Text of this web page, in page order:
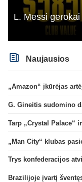
L. Messi
Naujausios
„Amazon“ įkūrėjas
G. Gineitis sudomino
Trys konfederacijos